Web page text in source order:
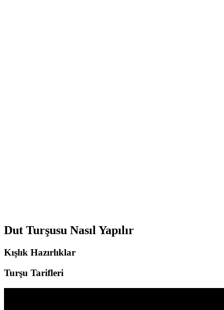
Dut Turşusu Nasıl Yapılır
Kışlık Hazırlıklar
Turşu Tarifleri